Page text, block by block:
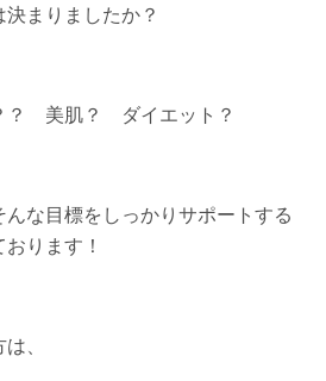
まりましたか？
？ 美肌？ ダイエット？
んな目標をしっかりサポートする
ります！
、